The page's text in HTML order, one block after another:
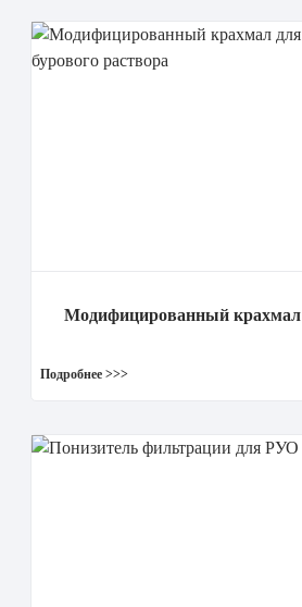
Модифицированный крахмал